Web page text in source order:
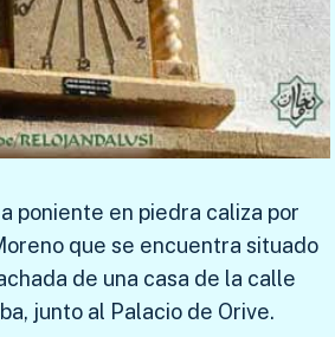
poniente en piedra caliza por
que se encuentra situado
de una casa de la calle
junto al Palacio de Orive.